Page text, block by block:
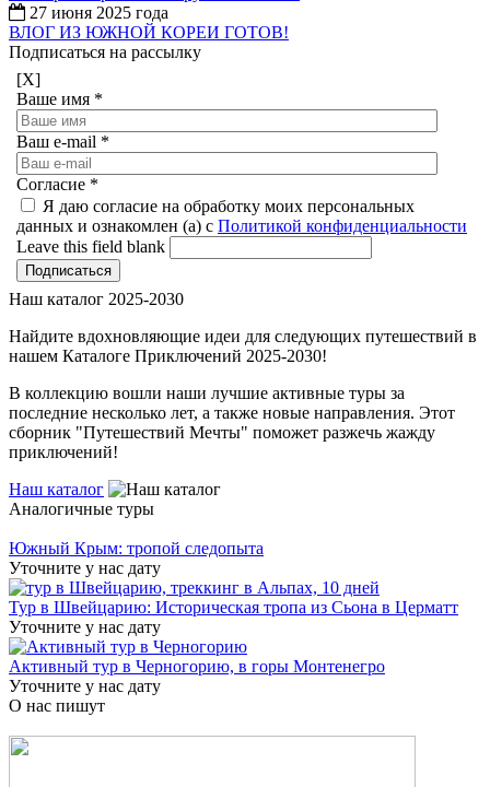
27 июня 2025 года
ВЛОГ ИЗ ЮЖНОЙ КОРЕИ ГОТОВ!
Подписаться на рассылку
[X]
Ваше имя *
Ваш e-mail *
Согласие *
Я даю согласие на обработку моих персональных
данных и ознакомлен (а) с Политикой конфиденциальности
Leave this field blank
Наш каталог 2025-2030
Найдите вдохновляющие идеи для следующих путешествий в
нашем Каталоге Приключений 2025-2030!
В коллекцию вошли наши лучшие активные туры за
последние несколько лет, а также новые направления. Этот
сборник "Путешествий Мечты" поможет разжечь жажду
приключений!
Наш каталог
Аналогичные туры
Южный Крым: тропой следопыта
Уточните у нас дату
Тур в Швейцарию: Историческая тропа из Сьона в Церматт
Уточните у нас дату
Активный тур в Черногорию, в горы Монтенегро
Уточните у нас дату
О нас пишут